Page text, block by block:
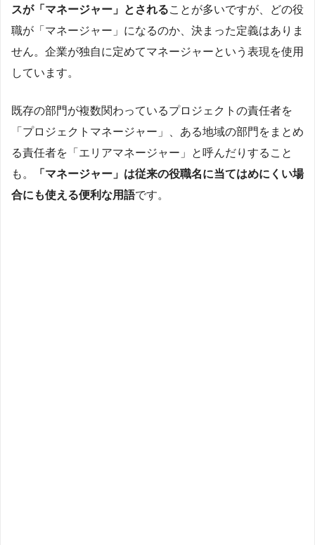
スが「マネージャー」とされることが多いですが、どの役
職が「マネージャー」になるのか、決まった定義はありま
せん。企業が独自に定めてマネージャーという表現を使用
しています。
既存の部門が複数関わっているプロジェクトの責任者を
「プロジェクトマネージャー」、ある地域の部門をまとめ
る責任者を「エリアマネージャー」と呼んだりすること
も。
「マネージャー」は従来の役職名に当てはめにくい場
合にも使える便利な用語です。